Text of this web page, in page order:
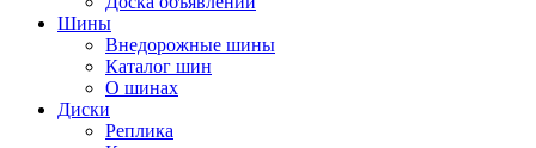
Шины
Внедорожные шины
Каталог шин
О шинах
Диски
Реплика